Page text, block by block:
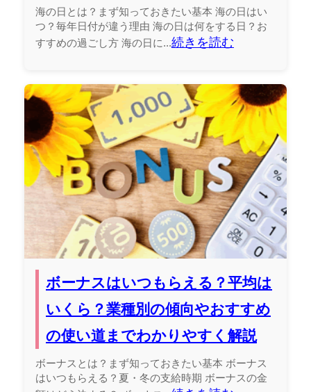
海の日とは？まず知っておきたい基本 海の日はい
つ？毎年日付が違う理由 海の日は何をする日？お
すすめの過ごし方 海の日に...続きを読む
ボーナスはいつもらえる？平均は
いくら？業種別の傾向やおすすめ
の使い道までわかりやすく解説
ボーナスとは？まず知っておきたい基本 ボーナス
はいつもらえる？夏・冬の支給時期 ボーナスの金